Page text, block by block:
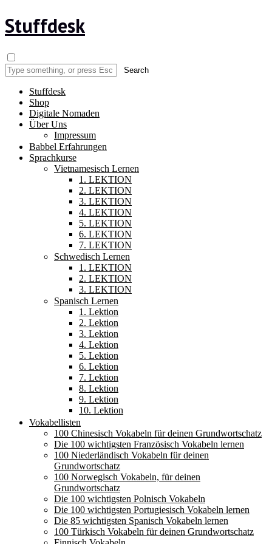
Stuffdesk
Stuffdesk
Shop
Digitale Nomaden
Über Uns
Impressum
Babbel Erfahrungen
Sprachkurse
Vietnamesisch Lernen
1. LEKTION
2. LEKTION
3. LEKTION
4. LEKTION
5. LEKTION
6. LEKTION
7. LEKTION
Schwedisch Lernen
1. LEKTION
2. LEKTION
3. LEKTION
Spanisch Lernen
1. Lektion
2. Lektion
3. Lektion
4. Lektion
5. Lektion
6. Lektion
7. Lektion
8. Lektion
9. Lektion
10. Lektion
Vokabellisten
100 Chinesisch Vokabeln für deinen Grundwortschatz
Die 100 wichtigsten Französisch Vokabeln lernen
100 Niederländisch Vokabeln für deinen
Grundwortschatz
100 Norwegisch Vokabeln, für deinen
Grundwortschatz
Die 100 wichtigsten Polnisch Vokabeln
Die 100 wichtigsten Portugiesisch Vokabeln lernen
Die 85 wichtigsten Spanisch Vokabeln lernen
100 Türkisch Vokabeln für deinen Grundwortschatz